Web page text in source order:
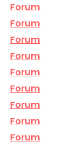
Forum
Forum
Forum
Forum
Forum
Forum
Forum
Forum
Forum